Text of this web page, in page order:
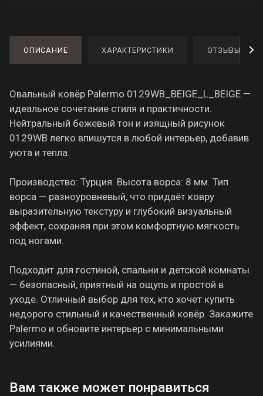
ОПИСАНИЕ ХАРАКТЕРИСТИКИ ОТЗЫВЫ
Овальный ковёр Palermo 0129WB_BEIGE_L_BEIGE —
идеальное сочетание стиля и практичности.
Нейтральный бежевый тон и изящный рисунок
0129WB легко впишутся в любой интерьер, добавив
уюта и тепла.
Производство: Турция. Высота ворса: 8 мм. Тип
ворса — разноуровневый, что придаёт ковру
выразительную текстуру и глубокий визуальный
эффект, сохраняя при этом комфортную мягкость
под ногами.
Подходит для гостиной, спальни и детской комнаты
— безопасный, приятный на ощупь и простой в
уходе. Отличный выбор для тех, кто хочет купить
недорого стильный и качественный ковёр. Закажите
Palermo и обновите интерьер с минимальными
усилиями.
Вам также может понравиться